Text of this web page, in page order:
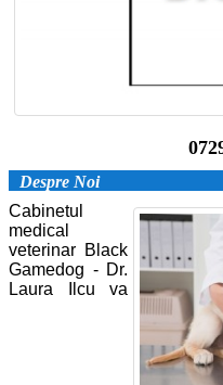
Despre Noi
Cabinetul
medical
veterinar Black
Gamedog - Dr.
Laura Ilcu va